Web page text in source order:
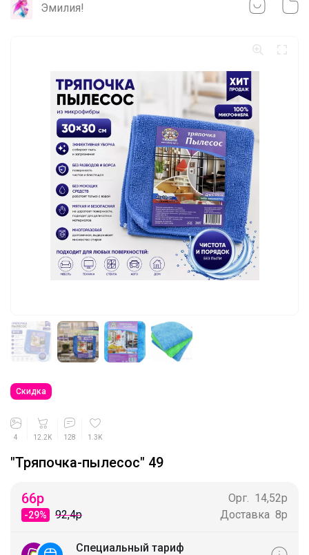
Эмилия!
Скидка
4 12.2K 128 1.3K
"Тряпочка-пылесос" 49
66р
-29% 92,4р
Орг.
14,52р
Доставка 8р
Специальный тариф